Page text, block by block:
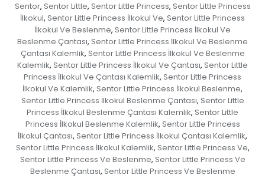
Sentor, Sentor Little, Sentor Little Princess, Sentor Little Princess
İlkokul, Sentor Little Princess İlkokul Ve, Sentor Little Princess
İlkokul Ve Beslenme, Sentor Little Princess İlkokul Ve
Beslenme Çantası, Sentor Little Princess İlkokul Ve Beslenme
Çantası Kalemlik, Sentor Little Princess İlkokul Ve Beslenme
Kalemlik, Sentor Little Princess İlkokul Ve Çantası, Sentor Little
Princess İlkokul Ve Çantası Kalemlik, Sentor Little Princess
İlkokul Ve Kalemlik, Sentor Little Princess İlkokul Beslenme,
Sentor Little Princess İlkokul Beslenme Çantası, Sentor Little
Princess İlkokul Beslenme Çantası Kalemlik, Sentor Little
Princess İlkokul Beslenme Kalemlik, Sentor Little Princess
İlkokul Çantası, Sentor Little Princess İlkokul Çantası Kalemlik,
Sentor Little Princess İlkokul Kalemlik, Sentor Little Princess Ve,
Sentor Little Princess Ve Beslenme, Sentor Little Princess Ve
Beslenme Çantası, Sentor Little Princess Ve Beslenme